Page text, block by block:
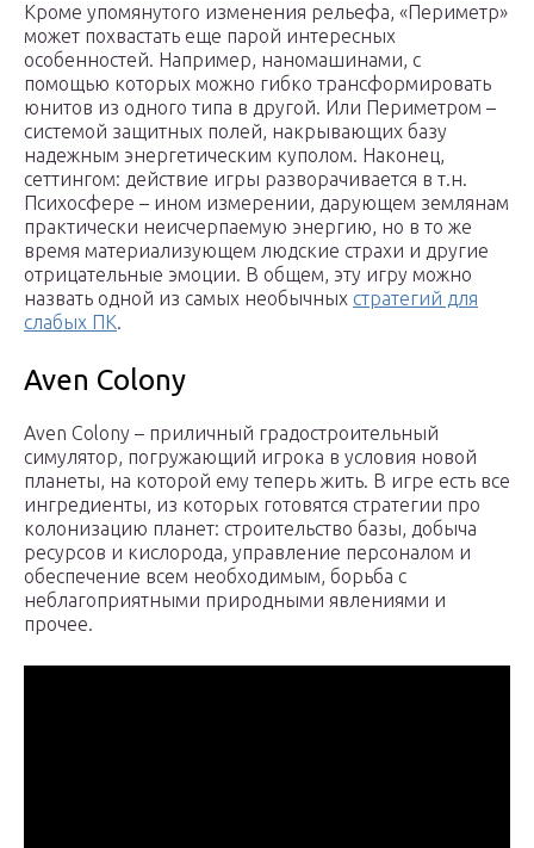
Кроме упомянутого изменения рельефа, «Периметр»
может похвастать еще парой интересных
особенностей. Например, наномашинами, с
помощью которых можно гибко трансформировать
юнитов из одного типа в другой. Или Периметром –
системой защитных полей, накрывающих базу
надежным энергетическим куполом. Наконец,
сеттингом: действие игры разворачивается в т.н.
Психосфере – ином измерении, дарующем землянам
практически неисчерпаемую энергию, но в то же
время материализующем людские страхи и другие
отрицательные эмоции. В общем, эту игру можно
назвать одной из самых необычных стратегий для
слабых ПК.
Aven Colony
Aven Colony – приличный градостроительный
симулятор, погружающий игрока в условия новой
планеты, на которой ему теперь жить. В игре есть все
ингредиенты, из которых готовятся стратегии про
колонизацию планет: строительство базы, добыча
ресурсов и кислорода, управление персоналом и
обеспечение всем необходимым, борьба с
неблагоприятными природными явлениями и
прочее.